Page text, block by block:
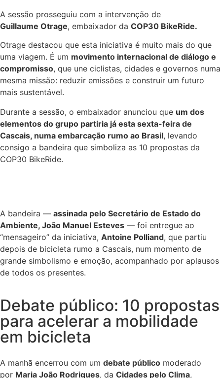
A sessão prosseguiu com a intervenção de
Guillaume Otrage, embaixador da COP30 BikeRide.
Otrage destacou que esta iniciativa é muito mais do que
uma viagem. É um movimento internacional de diálogo e
compromisso, que une ciclistas, cidades e governos numa
mesma missão: reduzir emissões e construir um futuro
mais sustentável.
Durante a sessão, o embaixador anunciou que um dos
elementos do grupo partiria já esta sexta-feira de
Cascais, numa embarcação rumo ao Brasil, levando
consigo a bandeira que simboliza as 10 propostas da
COP30 BikeRide.
A bandeira — assinada pelo Secretário de Estado do
Ambiente, João Manuel Esteves — foi entregue ao
“mensageiro” da iniciativa, Antoine Polliand, que partiu
depois de bicicleta rumo a Cascais, num momento de
grande simbolismo e emoção, acompanhado por aplausos
de todos os presentes.
Debate público: 10 propostas
para acelerar a mobilidade
em bicicleta
A manhã encerrou com um debate público moderado
por Maria João Rodrigues, da Cidades pelo Clima,